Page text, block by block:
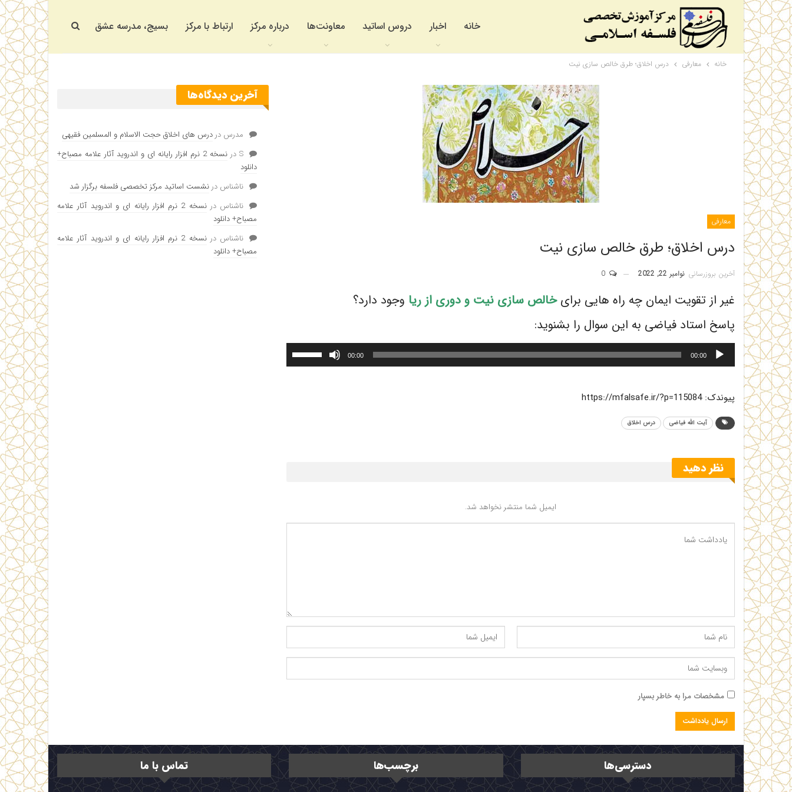
خانه اخبار دروس اساتید معاونت‌ها درباره مرکز ارتباط با مرکز بسیج، مدرسه عشق
خانه معارفی درس اخلاق؛ طرق خالص سازی نیت
معارفی
درس اخلاق؛ طرق خالص سازی نیت
آخرین بروزرسانی نوامبر 22, 2022
غیر از تقویت ایمان چه راه هایی برایخالص سازی نیت و دوری از ریا وجود دارد؟
پاسخ استاد فیاضی به این سوال را بشنوید:
پخش‌کننده
صوت
00:00
00:00
پیوندک: https://mfalsafe.ir/?p=115084
آیت الله فیاضی درس اخلاق
نظر دهید
ایمیل شما منتشر نخواهد شد.
مشخصات مرا به خاطر بسپار
آخرین دیدگاه‌ها
مدرس در درس های اخلاق حجت الاسلام و المسلمین فقیهی
Sدر
نسخه 2 نرم افزار رایانه ای و اندروید آثار علامه مصباح+
دانلود
ناشناس در نشست اساتید مرکز تخصصی فلسفه برگزار شد
ناشناس در
نسخه 2 نرم افزار رایانه ای و اندروید آثار علامه
مصباح+ دانلود
ناشناس در
نسخه 2 نرم افزار رایانه ای و اندروید آثار علامه
مصباح+ دانلود
دسترسی‌ها برچسب‌ها تماس با ما